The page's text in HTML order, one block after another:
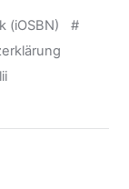
(iOSBN)
#